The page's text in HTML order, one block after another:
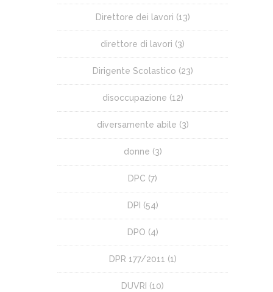
Direttore dei lavori (13)
direttore di lavori (3)
Dirigente Scolastico (23)
disoccupazione (12)
diversamente abile (3)
donne (3)
DPC (7)
DPI (54)
DPO (4)
DPR 177/2011 (1)
DUVRI (10)